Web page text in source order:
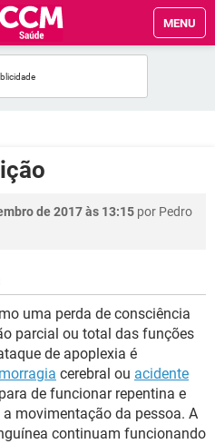
MENU
de 2017 às 13:15 por Pedro
uma perda de consciência
parcial ou total das funções
de apoplexia é
cerebral ou acidente
de funcionar repentina e
movimentação da pessoa. A
continuam funcionando